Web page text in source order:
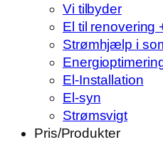
Vi tilbyder
El til renovering
Strømhjælp i
El-Installation
El-syn
Strømsvigt
Pris/Produkter